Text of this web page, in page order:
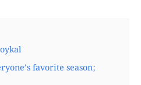
favorite season;